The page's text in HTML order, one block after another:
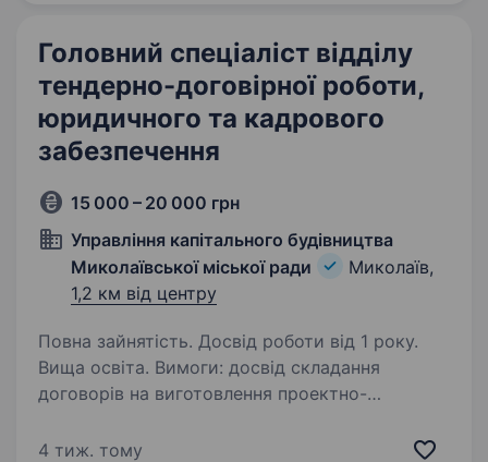
Головний спеціаліст відділу
тендерно-договірної роботи,
юридичного та кадрового
забезпечення
15 000 – 20 000 грн
Управління капітального будівництва
Миколаївської міської ради
Миколаїв,
1,2 км від центру
Повна зайнятість. Досвід роботи від 1 року.
Вища освіта. Вимоги: досвід складання
договорів на виготовлення проектно-
авторського нагляду проектними
4 тиж. тому